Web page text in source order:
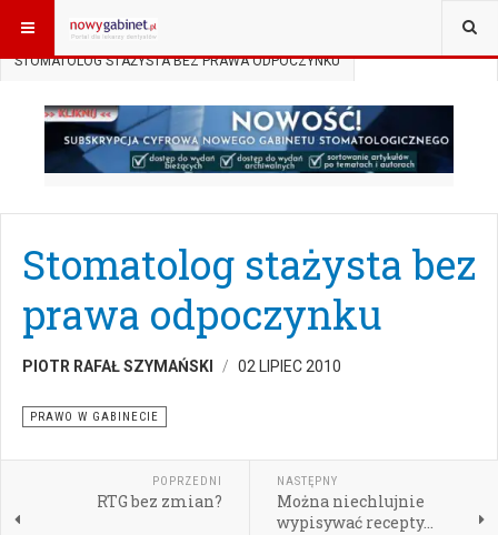
JESTEŚ TUTAJ: START
STOMATOLOG STAŻYSTA BEZ PRAWA ODPOCZYNKU
Stomatolog stażysta bez
prawa odpoczynku
PIOTR RAFAŁ SZYMAŃSKI 02 LIPIEC 2010
PRAWO W GABINECIE
POPRZEDNI
RTG bez zmian?
NASTĘPNY
Można niechlujnie
wypisywać recepty...